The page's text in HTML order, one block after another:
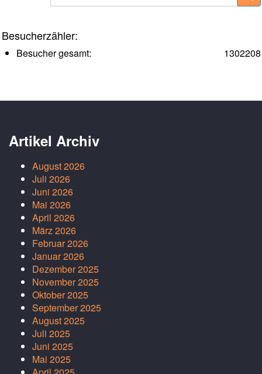
Besucherzähler:
1302208
Besucher gesamt:
Artikel Archiv
August 2026
Juli 2026
Juni 2026
Mai 2026
April 2026
März 2026
Februar 2026
Januar 2026
Dezember 2025
November 2025
Oktober 2025
September 2025
August 2025
Juli 2025
Juni 2025
Mai 2025